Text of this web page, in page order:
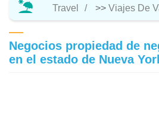
Travel >> Viajes De
Negocios propiedad de
en el estado de Nueva